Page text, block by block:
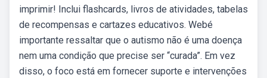
imprimir! Inclui flashcards, livros de atividades, tabelas
de recompensas e cartazes educativos. Webé
importante ressaltar que o autismo não é uma doença
nem uma condição que precise ser “curada”. Em vez
disso, o foco está em fornecer suporte e intervenções